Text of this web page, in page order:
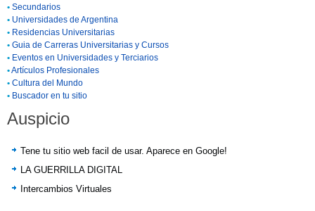
• Secundarios
• Universidades de Argentina
• Residencias Universitarias
• Guia de Carreras Universitarias y Cursos
• Eventos en Universidades y Terciarios
•Artículos Profesionales
• Cultura del Mundo
• Buscador en tu sitio
Auspicio
Tene tu sitio web facil de usar. Aparece en Google!
LA GUERRILLA DIGITAL
Intercambios Virtuales